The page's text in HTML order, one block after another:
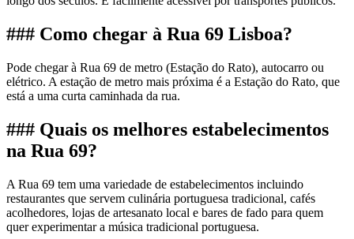
### Como chegar à Rua 69 Lisboa?
Pode chegar à Rua 69 de metro (Estação do Rato), autocarro ou
elétrico. A estação de metro mais próxima é a Estação do Rato, que
está a uma curta caminhada da rua.
### Quais os melhores estabelecimentos
na Rua 69?
A Rua 69 tem uma variedade de estabelecimentos incluindo
restaurantes que servem culinária portuguesa tradicional, cafés
acolhedores, lojas de artesanato local e bares de fado para quem
quer experimentar a música tradicional portuguesa.